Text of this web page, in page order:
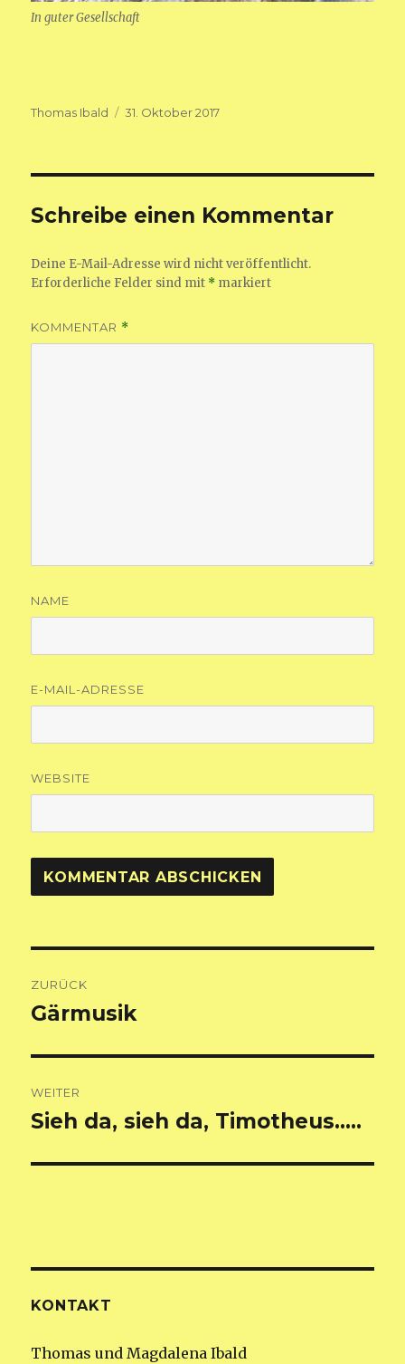
In guter Gesellschaft
Autor
Thomas Ibald
Veröffentlicht
31. Oktober 2017
Schreibe einen Kommentar
Deine E-Mail-Adresse wird nicht veröffentlicht.
Erforderliche Felder sind mit * markiert
KOMMENTAR *
NAME
E-MAIL-ADRESSE
WEBSITE
ZURÜCK
Vorheriger
Gärmusik
WEITER
Nächster
Sieh da, sieh da, Timotheus…..
KONTAKT
Thomas und Magdalena Ibald